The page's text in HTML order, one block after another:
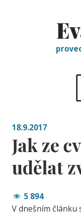
18.9.2017
Jak ze
udělat
5 894
V dnešním článku